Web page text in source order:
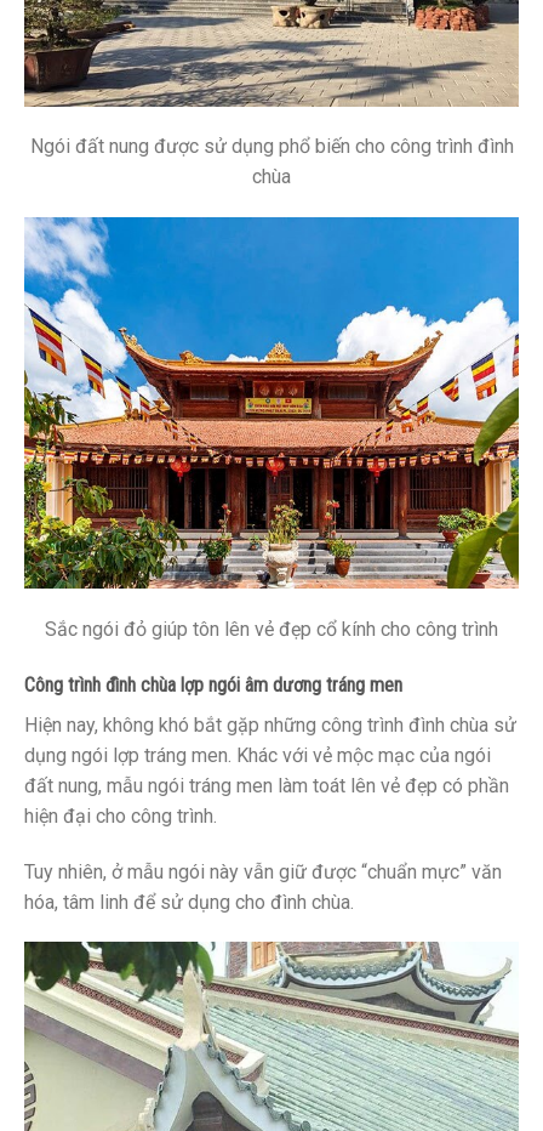
Ngói đất nung được sử dụng phổ biến cho công trình đình
chùa
Sắc ngói đỏ giúp tôn lên vẻ đẹp cổ kính cho công trình
Công trình đình chùa lợp ngói âm dương tráng men
Hiện nay, không khó bắt gặp những công trình đình chùa sử
dụng ngói lợp tráng men. Khác với vẻ mộc mạc của ngói
đất nung, mẫu ngói tráng men làm toát lên vẻ đẹp có phần
hiện đại cho công trình.
Tuy nhiên, ở mẫu ngói này vẫn giữ được “chuẩn mực” văn
hóa, tâm linh để sử dụng cho đình chùa.